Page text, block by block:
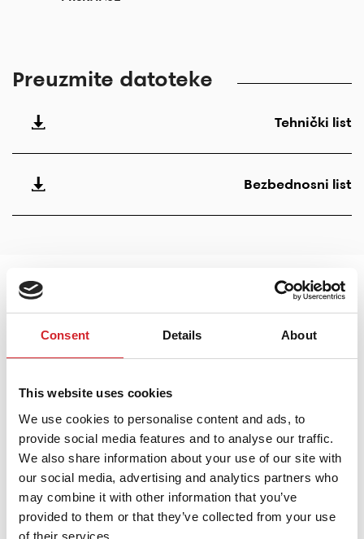
Consent Details About
This website uses cookies
We use cookies to personalise content and ads, to
provide social media features and to analyse our traffic.
We also share information about your use of our site with
our social media, advertising and analytics partners who
may combine it with other information that you’ve
provided to them or that they’ve collected from your use
of their services.
Preuzmite datoteke
Tehnički list
Bezbednosni list
Opšte informacije
Beli, akrilni, osnovni premaz na vodenoj bazi za
karton ploče. Omogućava veoma dobro prianjanje i
zaglađivanje posebno neujednačenih delova
površine gips-karton ploča. Efikasno doprinosi
kvalitetu zavrnog sloja i može se prebojiti bilo kojom